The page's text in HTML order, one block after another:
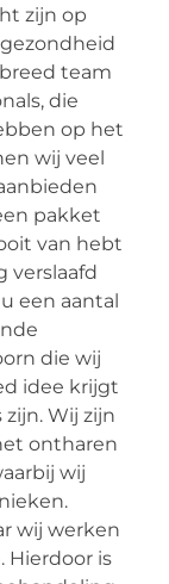
zijn op
team
die
op het
wij veel
pakket
van hebt
verslaafd
een aantal
die wij
idee krijgt
Wij zijn
ontharen
wij
wij werken
Hierdoor is